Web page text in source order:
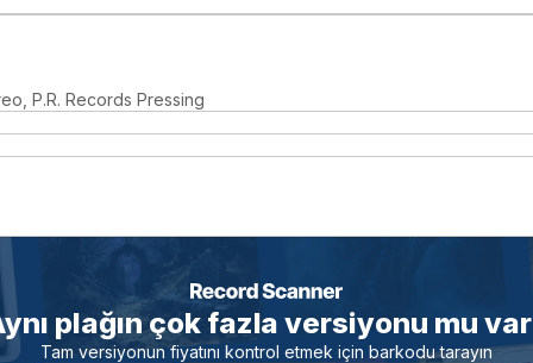
P.R. Records Pressing
plağın çok fazla versiyonu mu
Tam versiyonun fiyatını kontrol etmek için barkodu tarayın